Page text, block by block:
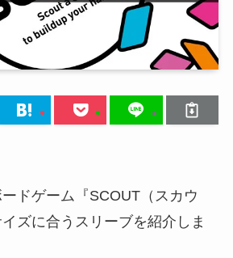
ドゲーム『SCOUT（スカウ
ズに合うスリーブを紹介しま